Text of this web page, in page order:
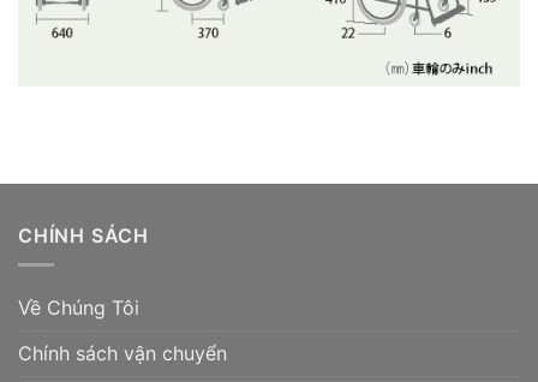
CHÍNH SÁCH
Về Chúng Tôi
Chính sách vận chuyển